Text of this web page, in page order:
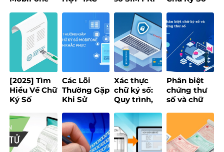
2026
XÂY DỰNG
NỀN TẢNG
CREATOR
ECONOMY
Token – Nên
chọn loại
nào?
Ký Tại Trang
Bảo Hiểm
Xã Hội
[2025] Tìm
Hiểu Về Chữ
Ký Số
Ích, Loại
Hình & Ứng
Dụng
Các Lỗi
Thường Gặp
Khi Sử
Ký Số
MobiFone
Và Cách
Khắc Phục
Xác thực
chữ ký số:
Quy trình,
cách chọn
tổ chức uy
tín
Phân biệt
chứng thư
số và chữ